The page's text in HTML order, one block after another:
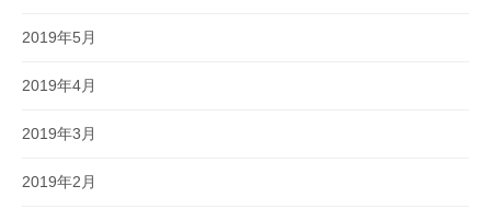
2019年5月
2019年4月
2019年3月
2019年2月